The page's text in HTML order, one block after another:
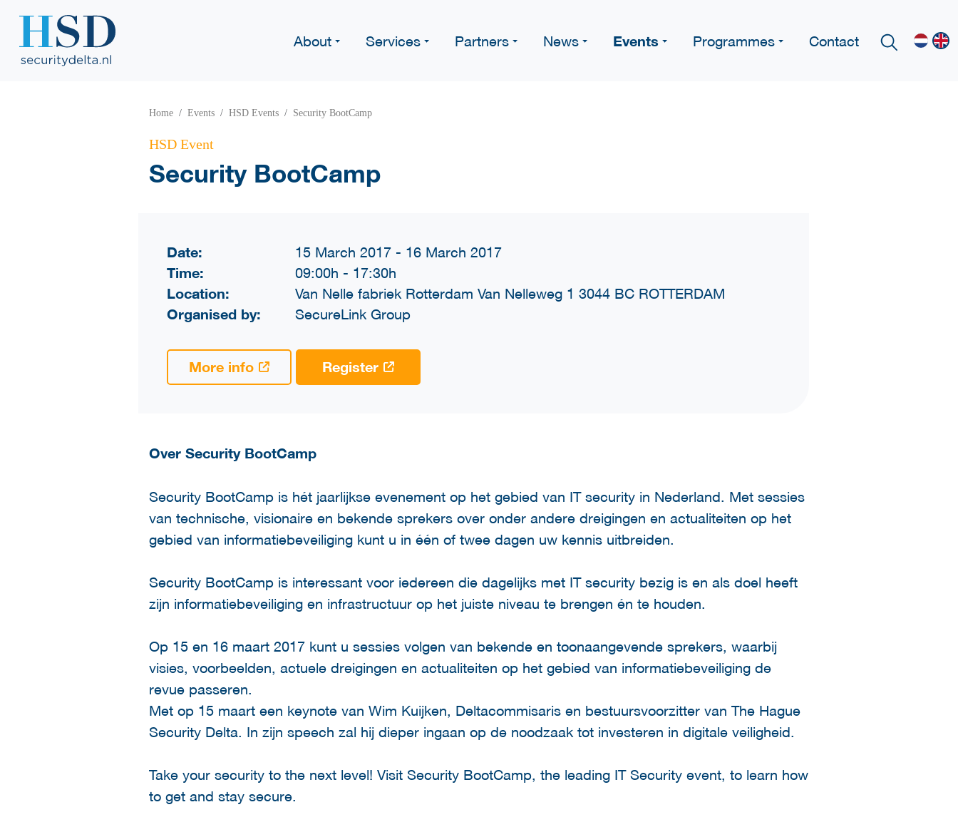
About Services Partners News Events Programmes Contact
Home Events HSD Events Security BootCamp
HSD Event
Security BootCamp
Date: 15 March 2017 - 16 March 2017
Time: 09:00h - 17:30h
Location: Van Nelle fabriek Rotterdam Van Nelleweg 1 3044 BC ROTTERDAM
Organised by: SecureLink Group
More info Register
Over Security BootCamp
Security BootCamp is hét jaarlijkse evenement op het gebied van IT security in Nederland. Met sessies
van technische, visionaire en bekende sprekers over onder andere dreigingen en actualiteiten op het
gebied van informatiebeveiliging kunt u in één of twee dagen uw kennis uitbreiden.
Security BootCamp is interessant voor iedereen die dagelijks met IT security bezig is en als doel heeft
zijn informatiebeveiliging en infrastructuur op het juiste niveau te brengen én te houden.
Op 15 en 16 maart 2017 kunt u sessies volgen van bekende en toonaangevende sprekers, waarbij
visies, voorbeelden, actuele dreigingen en actualiteiten op het gebied van informatiebeveiliging de
revue passeren.
Met op 15 maart een keynote van Wim Kuijken, Deltacommisaris en bestuursvoorzitter van The Hague
Security Delta. In zijn speech zal hij dieper ingaan op de noodzaak tot investeren in digitale veiligheid.
Take your security to the next level! Visit Security BootCamp, the leading IT Security event, to learn how
to get and stay secure.